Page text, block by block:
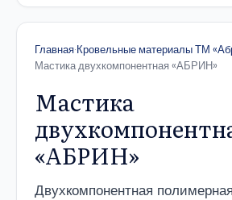
Главная·Кровельные материалы ТМ
Мастика двухкомпонентная «АБРИН»
Мастика
«АБРИН»
Двухкомпонентная